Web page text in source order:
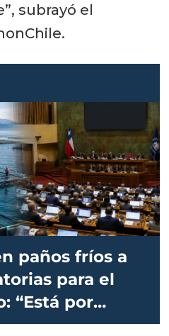
subrayó el
paños fríos a
para el
“Está por